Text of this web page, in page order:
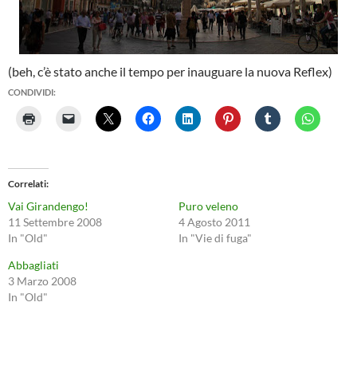
(beh, c’è stato anche il tempo per inauguare la nuova Reflex)
CONDIVIDI:
Correlati
Vai Girandengo!
11 Settembre 2008
In "Old"
Puro veleno
4 Agosto 2011
In "Vie di fuga"
Abbagliati
3 Marzo 2008
In "Old"